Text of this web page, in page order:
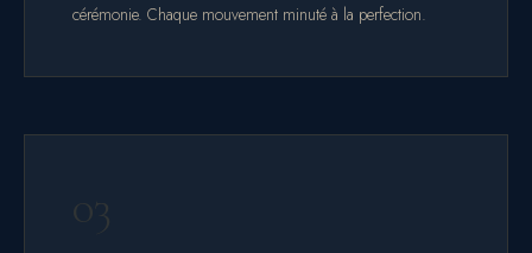
cérémonie. Chaque mouvement minuté à la perfection.
03